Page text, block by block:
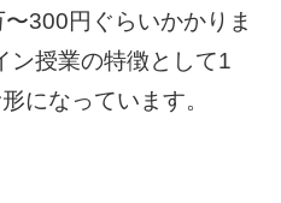
300円ぐらいかかりま
ン授業の特徴として1
になっています。